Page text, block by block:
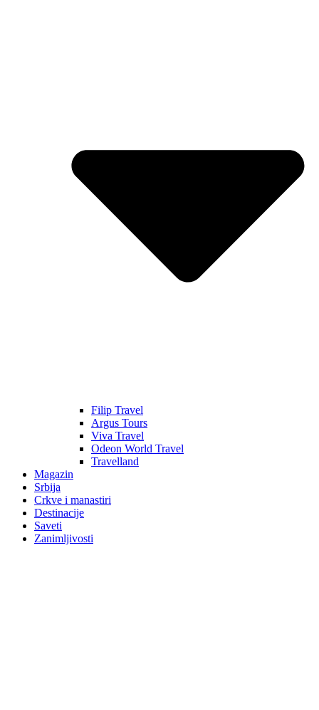
Filip Travel
Argus Tours
Viva Travel
Odeon World Travel
Travelland
Magazin
Srbija
Crkve i manastiri
Destinacije
Saveti
Zanimljivosti